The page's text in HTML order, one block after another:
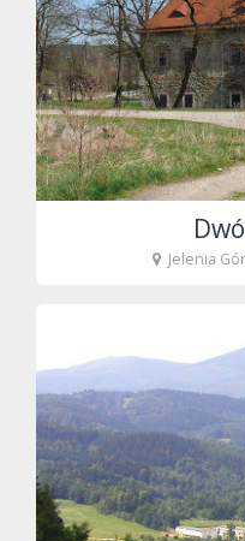
Jelenia